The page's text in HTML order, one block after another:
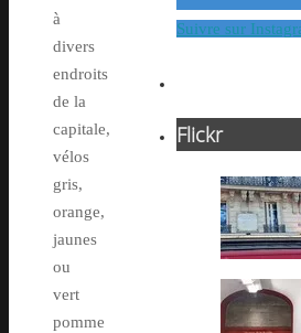
à
divers
endroits
de la
capitale,
vélos
gris,
orange,
jaunes
ou
vert
pomme
Suivre sur
Flickr